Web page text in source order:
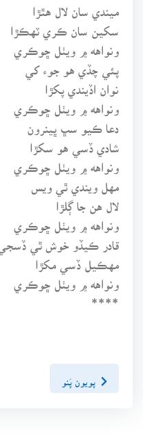
ميندي سان لال هٿڙا
سکين سان ڪري ٽهڪڙا
ونواهه ۾ ويٺل ڇوڪري
پئي چڏي هو جوء کي
نوان اڏيندي پکڙا
ونواهه ۾ ويٺل ڇوڪري
دعا ڪيو سڀ ڀينرون
شادي ڏسي هو سکڙا
ونواهه ۾ ويٺل ڇوڪري
مهل ويندي ٿي ويس
لال هن جا ڳلڙا
ونواهه ۾ ويٺل ڇوڪري
قادر ڪيڏو خوش ٿي ڏسجي
مهڪيل ڏسي مکڙا
ونواهه ۾ ويٺل ڇوڪري
****